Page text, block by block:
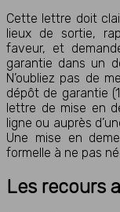
Cette lettre doit
lieux de sortie,
faveur, et
garantie dans un
N’oubliez pas de
dépôt de garantie
lettre de mise en
ligne ou auprès
Une mise en
formelle à ne pas
Les recours